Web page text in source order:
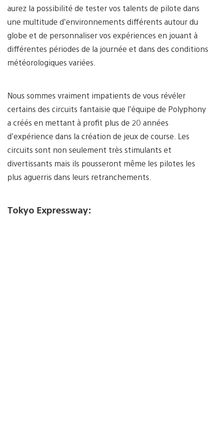
aurez la possibilité de tester vos talents de pilote dans
une multitude d’environnements différents autour du
globe et de personnaliser vos expériences en jouant à
différentes périodes de la journée et dans des conditions
météorologiques variées.
Nous sommes vraiment impatients de vous révéler
certains des circuits fantaisie que l’équipe de Polyphony
a créés en mettant à profit plus de 20 années
d’expérience dans la création de jeux de course. Les
circuits sont non seulement très stimulants et
divertissants mais ils pousseront même les pilotes les
plus aguerris dans leurs retranchements.
Tokyo Expressway: